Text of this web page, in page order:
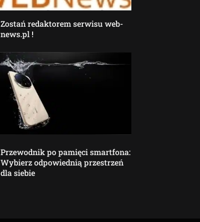
Zostań redaktorem serwisu web-
news.pl !
Przewodnik po pamięci smartfona:
Wybierz odpowiednią przestrzeń
dla siebie